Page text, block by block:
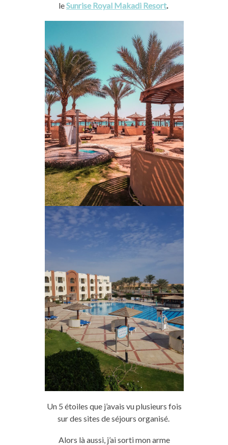
leSunriseRoyal Makadi Resort.
Un 5 étoiles que j’avais vu plusieurs fois
sur des sites de séjours organisé.
Alors là aussi, j’ai sorti mon arme